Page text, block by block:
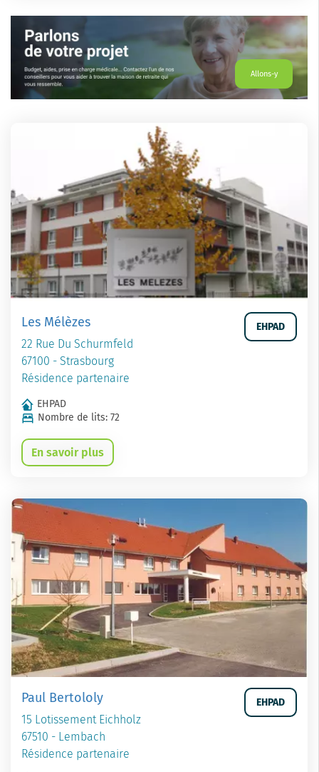
Allons-y
Les Mélèzes
22 Rue Du Schurmfeld
67100 - Strasbourg
Résidence partenaire
EHPAD
EHPAD
Nombre de lits: 72
En savoir plus
Paul Bertololy
15 Lotissement Eichholz
67510 - Lembach
Résidence partenaire
EHPAD